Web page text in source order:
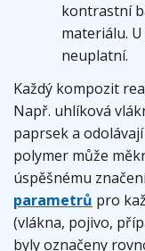
kontrastní
materiálu.
neuplatní.
Každý kompozit
Např. uhlíková
paprsek a
polymer může
úspěšnému
parametrů pro
(vlákna, pojivo,
byly označeny